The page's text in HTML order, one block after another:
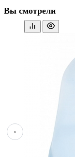
Вы смотрели
‹